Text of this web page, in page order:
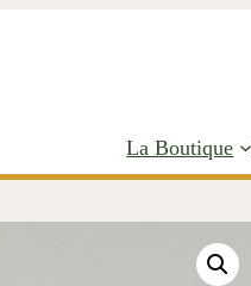
La Boutique